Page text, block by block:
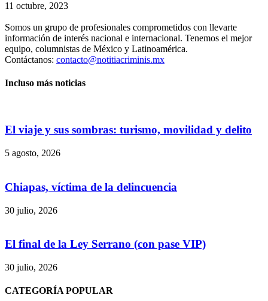
11 octubre, 2023
Somos un grupo de profesionales comprometidos con llevarte
información de interés nacional e internacional. Tenemos el mejor
equipo, columnistas de México y Latinoamérica.
Contáctanos: contacto@notitiacriminis.mx
Incluso más noticias
El viaje y sus sombras: turismo, movilidad y delito
5 agosto, 2026
Chiapas, víctima de la delincuencia
30 julio, 2026
El final de la Ley Serrano (con pase VIP)
30 julio, 2026
CATEGORÍA POPULAR